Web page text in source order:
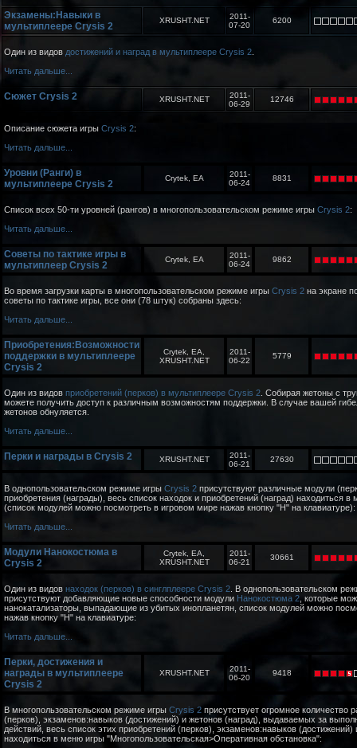
Экзамены:Навыки в
мультиплеере Crysis 2
XRUSHT.NET
2011-
07-20
6200
Один из видов достижений и наград в мультиплеере Crysis 2
Читать дальше...
Сюжет Crysis 2 XRUSHT.NET
2011-
06-29
12746
Описание сюжета игры Crysis 2:
Читать дальше...
Уровни (Ранги) в
мультиплеере Crysis 2
Crytek, EA
2011-
06-24
8831
Список всех 50-ти уровней (рангов) в многопользовательском режиме игры Crysis 2:
Читать дальше...
Советы по тактике игры в
мультиплеер Crysis 2
Crytek, EA
2011-
06-24
9862
Во время загрузки карты в многопользовательском режиме игры Crysis 2 на экране
советы по тактике игры, все они (78 штук) собраны здесь:
Читать дальше...
Приобретения:Возможности
поддержки в мультиплеере
Crysis 2
Crytek, EA,
XRUSHT.NET
2011-
06-22
5779
Один из видов приобретений (перков) в мультиплеере Crysis 2 . Собирая жетоны с
можете получить доступ к различным возможностям поддержки. В случае вашей
жетонов обнуляется.
Читать дальше...
Перки и награды в Crysis 2 XRUSHT.NET
2011-
06-21
27630
В однопользовательском режиме игры Crysis 2 присутствуют различные модули
приобретения (награды), весь список находок и приобретений (наград) находиться
(список модулей можно посмотреть в игровом мире нажав кнопку "H" на клавиатуре):
Читать дальше...
Модули Нанокостюма в
Crysis 2
Crytek, EA,
XRUSHT.NET
2011-
06-21
30661
Один из видов находок (перков) в синглплеере Crysis 2 . В однопользовательском
присутствуют добавляющие новые способности модули Нанокостюма 2 , которые
нанокатализаторы, выпадающие из убитых инопланетян, список модулей можно
нажав кнопку "H" на клавиатуре:
Читать дальше...
Перки, достижения и
награды в мультиплеере
Crysis 2
XRUSHT.NET
2011-
06-20
9418
В многопользовательском режиме игры Crysis 2 присутствует огромное количество
(перков), экзаменов:навыков (достижений) и жетонов (наград), выдаваемых за
действий, весь список этих приобретений (перков), экзаменов:навыков (достижений)
находиться в меню игры "Многопользовательская>Оперативная обстановка":